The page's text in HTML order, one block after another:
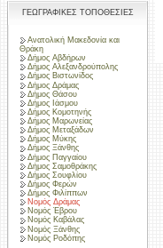
ΓΕΩΓΡΑΦΙΚΕΣ ΤΟΠΟΘΕΣΙΕΣ
Ανατολική Μακεδονία και
Θράκη
Δήμος Αβδήρων
Δήμος Αλεξανδρούπολης
Δήμος Βιστωνίδος
Δήμος Δράμας
Δήμος Θάσου
Δήμος Ιάσμου
Δήμος Κομοτηνής
Δήμος Μαρωνείας
Δήμος Μεταξάδων
Δήμος Μύκης
Δήμος Ξάνθης
Δήμος Παγγαίου
Δήμος Σαμοθράκης
Δήμος Σουφλίου
Δήμος Φερών
Δήμος Φιλίππων
Νομός Δράμας
Νομός Έβρου
Νομός Καβάλας
Νομός Ξάνθης
Νομός Ροδόπης